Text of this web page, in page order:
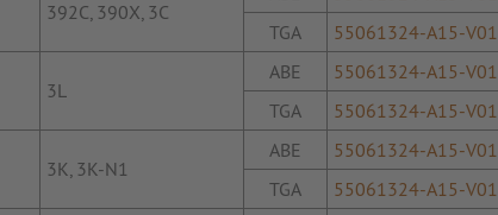
392C, 390X, 3C
TGA
55061324-A15-V01
3L
ABE
55061324-A15-V01
TGA
55061324-A15-V01
3K, 3K-N1
ABE
55061324-A15-V01
TGA
55061324-A15-V01